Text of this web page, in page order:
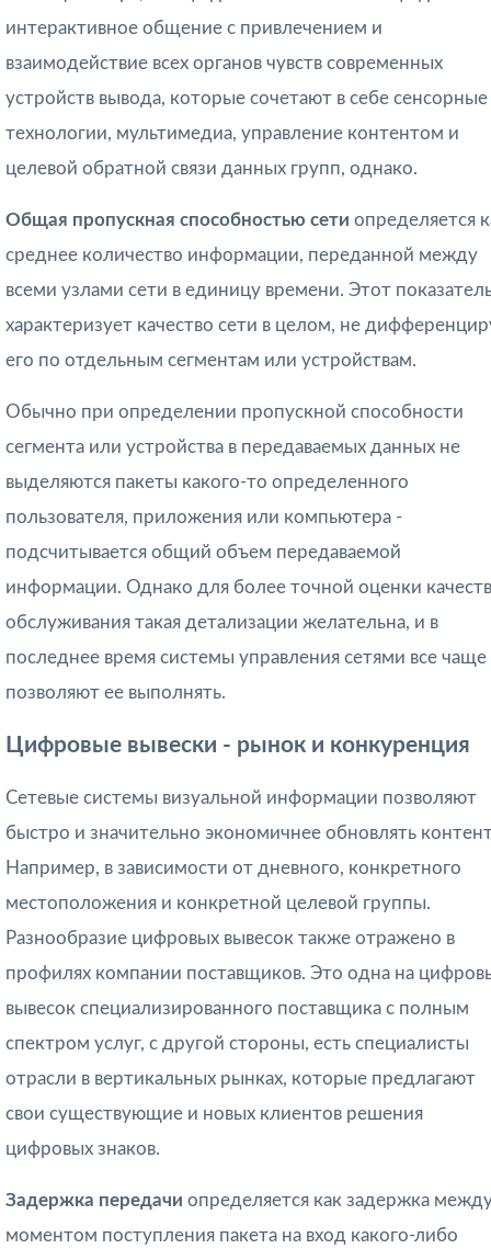
интерактивное общение с привлечением и
взаимодействие всех органов чувств современных
устройств вывода, которые сочетают в себе сенсорные
технологии, мультимедиа, управление контентом и
целевой обратной связи данных групп, однако.
Общая пропускная способностью сети определяется
среднее количество информации, переданной между
всеми узла­ми сети в единицу времени. Этот
характеризует качество сети в целом, не
его по отдельным сегментам или устройствам.
Обычно при определении пропускной способности
сегмента или устройства в передаваемых данных не
выделяются пакеты какого-то определенного
пользовате­ля, приложения или компьютера -
подсчитывается общий объем передаваемой
информации. Однако для более точной оценки
обслуживания такая детализации желательна, и в
последнее время системы управления сетями все чаще
позволяют ее выполнять.
Цифровые вывески - рынок и конкуренция
Сетевые системы визуальной информации позволяют
быстро и значительно экономичнее обновлять
Например, в зависимости от дневного, конкретного
местоположения и конкретной целевой группы.
Разнообразие цифровых вывесок также отражено в
профилях компании поставщиков. Это одна на
вывесок специализированного поставщика с полным
спектром услуг, с другой стороны, есть специалисты
отрасли в вертикальных рынках, которые предлагают
свои существующие и новых клиентов решения
цифровых знаков.
Задержка передачи определяется как задержка
моментом поступления пакета на вход какого-либо